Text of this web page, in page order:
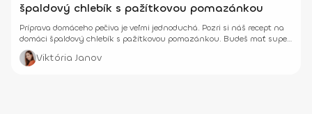
špaldový chlebík s pažítkovou pomazánkou
Príprava domáceho pečiva je veľmi jednoduchá. Pozri si náš recept na
domáci špaldový chlebík s pažítkovou pomazánkou. Budeš mať super
raňajky.
Viktória Janov